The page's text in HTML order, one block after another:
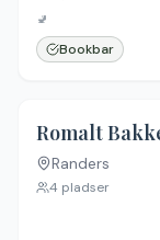
🚽
Bookbar
Ingen billeder
Randers
4 pladser